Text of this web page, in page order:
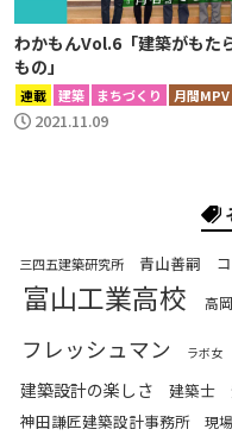
わかもんVol.6「建築がもた
もの」
連載 建築 まちづくり 月間MPV
2021.11.09
三四五建築研究所 青山善嗣
富山工業高校 高
フレッシュマン ラボ女
建築設計の楽しさ 建築士
神田謙匠建築設計事務所 現